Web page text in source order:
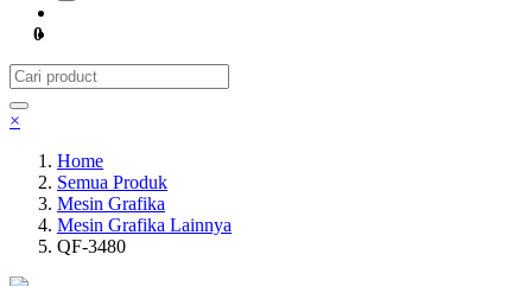
0
×
Home
Semua Produk
Mesin Grafika
Mesin Grafika Lainnya
QF-3480